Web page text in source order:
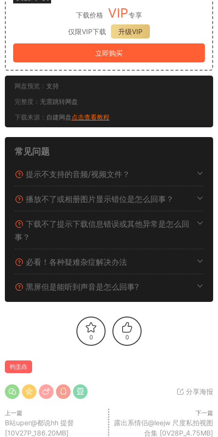
下载价格 VIP专享
仅限VIP下载
升级VIP
立即购买
网盘预览： 支持
完整度： 无需跳转网盘
下载来源： 自建网盘点击查看教程
常见问题
提示不支持的音频/视频文件？
播放不了或相册图片显示错位是怎么回事？
下载不了提示下载信息错误或其他异常是怎么回
事？
必看！各种疑难杂症解决办法
黑屏但是能听到声音是怎么回事?
0 0
钧圭垚
分享海报
上一篇
B站uper@都说hh 提督
[10V27P_186.20MB]
下一篇
露出系情侣@leejw 尺度私拍视图
合集 [0V28P_4.75MB]